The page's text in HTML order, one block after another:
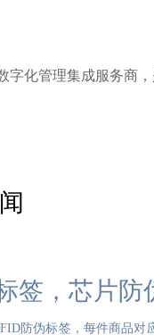
字化管理集成服务商
签，芯片防
防伪标签，每件商品